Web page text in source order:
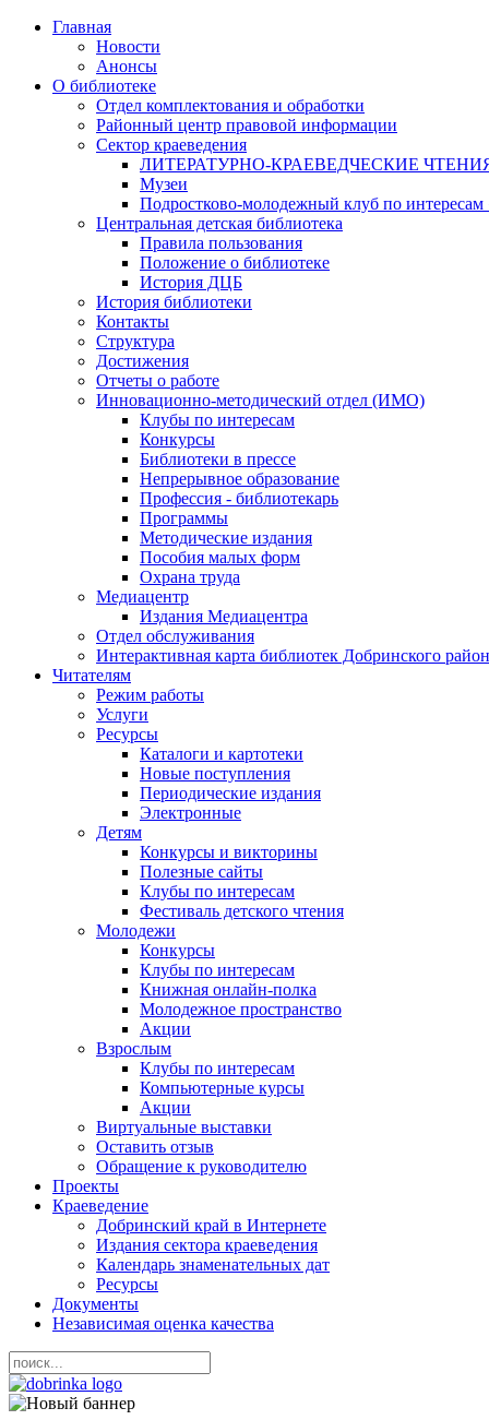
Главная
Новости
Анонсы
О библиотеке
Отдел комплектования и обработки
Районный центр правовой информации
Сектор краеведения
ЛИТЕРАТУРНО-КРАЕВЕДЧЕСКИЕ
Музеи
Подростково-молодежный клуб по интересам
Центральная детская библиотека
Правила пользования
Положение о библиотеке
История ДЦБ
История библиотеки
Контакты
Структура
Достижения
Отчеты о работе
Инновационно-методический отдел (ИМО)
Клубы по интересам
Конкурсы
Библиотеки в прессе
Непрерывное образование
Профессия - библиотекарь
Программы
Методические издания
Пособия малых форм
Охрана труда
Медиацентр
Издания Медиацентра
Отдел обслуживания
Интерактивная карта библиотек Добринского
Читателям
Режим работы
Услуги
Ресурсы
Каталоги и картотеки
Новые поступления
Периодические издания
Электронные
Детям
Конкурсы и викторины
Полезные сайты
Клубы по интересам
Фестиваль детского чтения
Молодежи
Конкурсы
Клубы по интересам
Книжная онлайн-полка
Молодежное пространство
Акции
Взрослым
Клубы по интересам
Компьютерные курсы
Акции
Виртуальные выставки
Оставить отзыв
Обращение к руководителю
Проекты
Краеведение
Добринский край в Интернете
Издания сектора краеведения
Календарь знаменательных дат
Ресурсы
Документы
Независимая оценка качества